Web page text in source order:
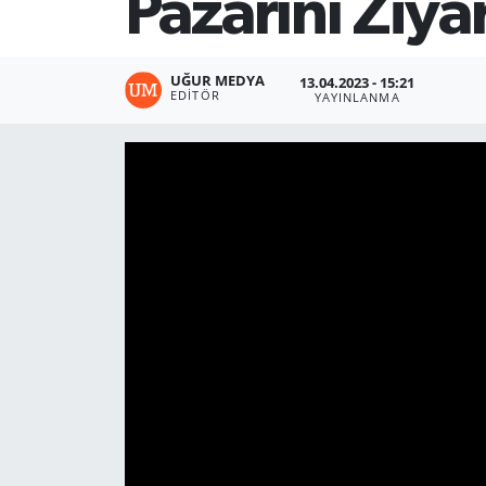
Pazarını
UĞUR MEDYA
EDITÖR
13.04.2023 - 15:21
YAYINLANMA